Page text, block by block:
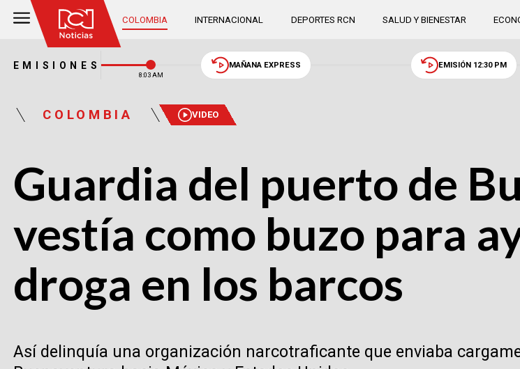
COLOMBIA INTERNACIONAL DEPORTES RCN SALUD Y BIENESTAR
EMISIONES
8:03 AM
MAÑANA EXPRESS EMISIÓN 12:30 PM
COLOMBIA VIDEO
Guardia del puerto de
vestía como buzo para
droga en los barcos
Así delinquía una organización narcotraficante que enviaba